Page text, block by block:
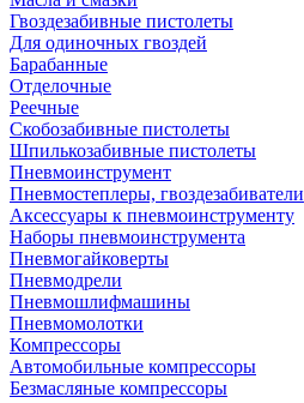
Гвоздезабивные пистолеты
Для одиночных гвоздей
Барабанные
Отделочные
Реечные
Скобозабивные пистолеты
Шпилькозабивные пистолеты
Пневмоинструмент
Пневмостеплеры, гвоздезабиватели
Аксессуары к пневмоинструменту
Наборы пневмоинструмента
Пневмогайковерты
Пневмодрели
Пневмошлифмашины
Пневмомолотки
Компрессоры
Автомобильные компрессоры
Безмасляные компрессоры